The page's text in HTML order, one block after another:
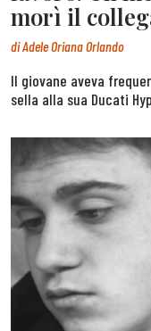
morì il
diAdele Oriana Orlando
Il giovane aveva
sella alla sua Ducati